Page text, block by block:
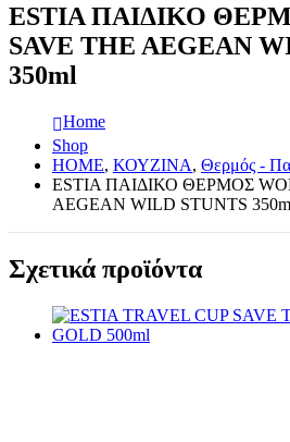
ESTIA ΠΑΙΔΙΚΟ
SAVE THE AEGEAN
350ml
Home
Shop
HOME, ΚΟΥΖΙΝΑ, Θερμός -
ESTIA ΠΑΙΔΙΚΟ ΘΕΡΜΟΣ
AEGEAN WILD STUNTS
Σχετικά προϊόντα